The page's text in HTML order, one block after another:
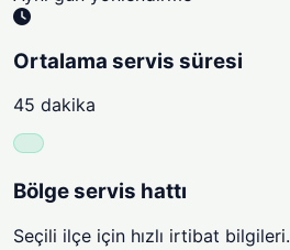
Ortalama servis süresi
45 dakika
Bölge servis hattı
Seçili ilçe için hızlı irtibat bilgileri.